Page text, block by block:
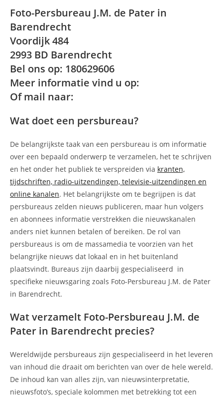
Foto-Persbureau J.M. de Pater in
Barendrecht
Voordijk 484
2993 BD Barendrecht
Bel ons op: 180629606
Meer informatie vind u op:
Of mail naar:
Wat doet een persbureau?
De belangrijkste taak van een persbureau is om informatie
over een bepaald onderwerp te verzamelen, het te schrijven
en het onder het publiek te verspreiden via kranten,
tijdschriften, radio-uitzendingen, televisie-uitzendingen en
online kanalen. Het belangrijkste om te begrijpen is dat
persbureaus zelden nieuws publiceren, maar hun volgers
en abonnees informatie verstrekken die nieuwskanalen
anders niet kunnen betalen of bereiken. De rol van
persbureaus is om de massamedia te voorzien van het
belangrijke nieuws dat lokaal en in het buitenland
plaatsvindt. Bureaus zijn daarbij gespecialiseerd in
specifieke nieuwsgaring zoals Foto-Persbureau J.M. de Pater
in Barendrecht.
Wat verzamelt Foto-Persbureau J.M. de
Pater in Barendrecht precies?
Wereldwijde persbureaus zijn gespecialiseerd in het leveren
van inhoud die draait om berichten van over de hele wereld.
De inhoud kan van alles zijn, van nieuwsinterpretatie,
nieuwsfoto’s, speciale kolommen met betrekking tot een